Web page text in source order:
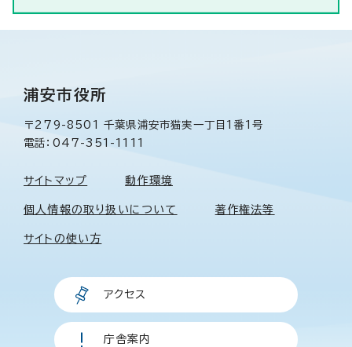
浦安市役所
〒279-8501 千葉県浦安市猫実一丁目1番1号
電話：047-351-1111
サイトマップ 動作環境
個人情報の取り扱いについて 著作権法等
サイトの使い方
アクセス
庁舎案内